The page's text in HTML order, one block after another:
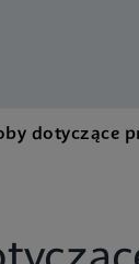
dotyczące